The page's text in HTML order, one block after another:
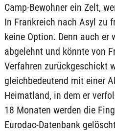
Camp-Bewohner ein Zelt,
In Frankreich nach Asyl zu
keine Option. Denn auch er
abgelehnt und könnte von
Verfahren zurückgeschickt
gleichbedeutend mit einer
Heimatland, in dem er
18 Monaten werden die
Eurodac-Datenbank